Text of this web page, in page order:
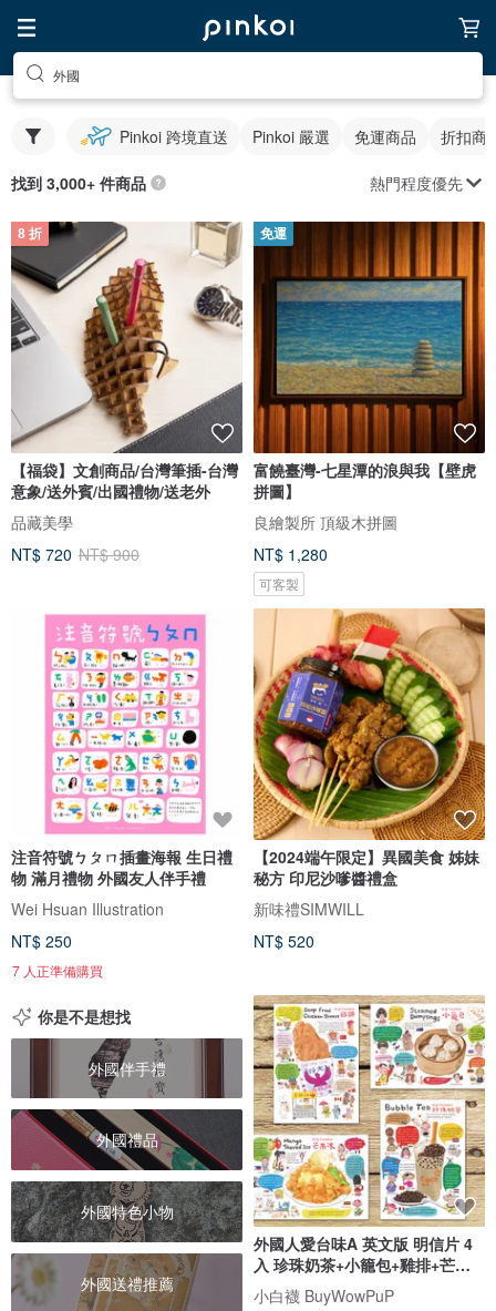
外國
Pinkoi 跨境直送 Pinkoi 嚴選 免運商品 折扣商
找到 3,000+ 件商品 熱門程度優先
8 折
【福袋】文創商品/台灣筆插-台灣
意象/送外賓/出國禮物/送老外
品藏美學
NT$ 720 NT$ 900
免運
富饒臺灣-七星潭的浪與我【壁虎
拼圖】
良繪製所 頂級木拼圖
NT$ 1,280
可客製
注音符號ㄅㄆㄇ插畫海報 生日禮
物 滿月禮物 外國友人伴手禮
Wei Hsuan Illustration
NT$ 250
7 人正準備購買
【2024端午限定】異國美食 姊妹
秘方 印尼沙嗲醬禮盒
新味禮SIMWILL
NT$ 520
你是不是想找
外國伴手禮
外國禮品
外國特色小物
外國送禮推薦
外國人愛台味A 英文版 明信片 4
入 珍珠奶茶+小籠包+雞排+芒果
冰
小白襪 BuyWowPuP